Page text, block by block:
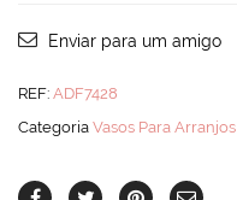
quantityEnviar para um amigo
REF: ADF7428
Categoria Vasos Para Arranjos